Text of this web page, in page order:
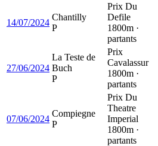
14/07/2024
Chantilly
P
Prix Du
Defile
1800m ·
partants
27/06/2024
La Teste de
Buch
P
Prix
Cavalassur
1800m ·
partants
07/06/2024
Compiegne
P
Prix Du
Theatre
Imperial
1800m ·
partants